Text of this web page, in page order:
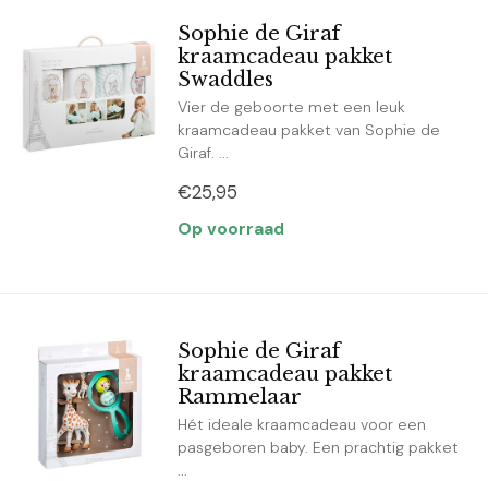
Sophie de Giraf
kraamcadeau pakket
Swaddles
Vier de geboorte met een leuk
kraamcadeau pakket van Sophie de
Giraf. ...
€25,95
Op voorraad
Sophie de Giraf
kraamcadeau pakket
Rammelaar
Hét ideale kraamcadeau voor een
pasgeboren baby. Een prachtig pakket
...